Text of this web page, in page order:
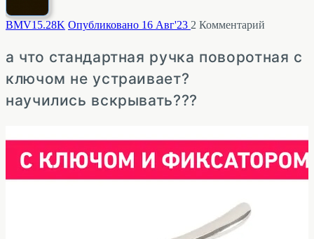
BMV1 5.28K Опубликовано 16 Авг'23 2 Комментарий
а что стандартная ручка поворотная с
ключом не устраивает?
научились вскрывать???